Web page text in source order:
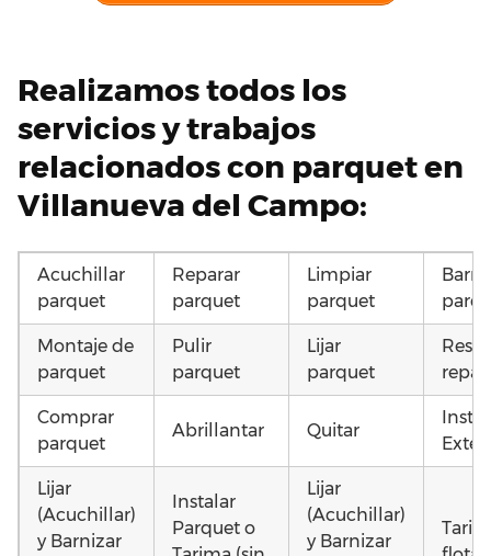
Realizamos todos los
servicios y trabajos
relacionados con parquet en
Villanueva del Campo:
Acuchillar
parquet
Reparar
parquet
Limpiar
parquet
Montaje de
parquet
Pulir
parquet
Lijar
parquet
Comprar
parquet
Abrillantar Quitar
Lijar
(Acuchillar)
y Barnizar
Instalar
Parquet o
Lijar
(Acuchillar)
y Barnizar